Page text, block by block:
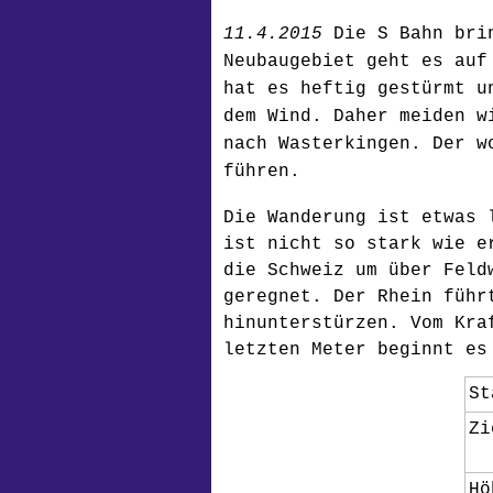
11.4.2015 Die S Bahn
Neubaugebiet geht es
hat es heftig gestürmt
dem Wind. Daher
nach Wasterkingen. Der
führen.
Die Wanderung ist
ist nicht so stark wie
die Schweiz um über
geregnet. Der Rhein
hinunterstürzen. Vom
letzten Meter beginnt es